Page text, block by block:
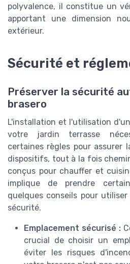
polyvalence, il constitue un
apportant une dimension
extérieur.
Sécurité et
Préserver la sécurité
brasero
L'installation et l'utilisation
votre jardin terrasse
certaines règles pour assurer
dispositifs, tout à la fois
conçus pour chauffer et
implique de prendre
quelques conseils pour
sécurité.
Emplacement sécurisé :
crucial de choisir un
éviter les risques